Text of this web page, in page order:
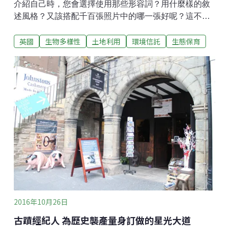
介紹自己時，您會選擇使用那些形容詞？用什麼樣的敘
述風格？又該搭配千百張照片中的哪一張好呢？這不是
的重要性評估（註：請見上期專欄〈古蹟經紀人 為歷史
就要好好的規劃，如何能好好地對來訪的大眾呈現這些
物業的美好、歷史和珍貴之處，甚至能進而傳達新的概
念、激發更多思辨；或者最少，要讓訪客留下有趣、愉
快的經驗。大師指點導覽原則包括英國、澳洲等許多國
民信託現在的導覽解說原則都是以費門．提爾頓
（Freeman Tilden）的概念為根基發展而出的。提爾頓
在他1957年出版的《解說我們的襲產（Interpreting our
Heritage）》中，根據美國國家公園的經驗，提出了他
著名的解說六大原則，奠定了現代的環境解說指導原則
與基礎，讓他被稱為環境解說之父，更深深
英國 生物多樣性 土地利用 環境信託 生態保育
2016年10月26日
古蹟經紀人 為歷史襲產量身訂做的星光大道